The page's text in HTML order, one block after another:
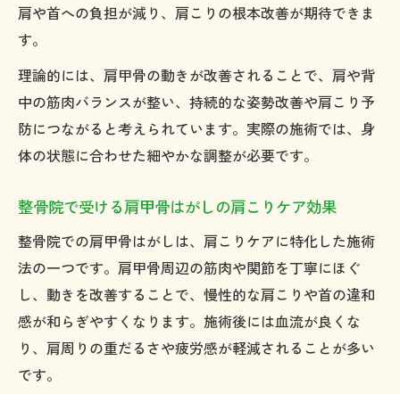
肩や首への負担が減り、肩こりの根本改善が期待できま
す。
理論的には、肩甲骨の動きが改善されることで、肩や背
中の筋肉バランスが整い、持続的な姿勢改善や肩こり予
防につながると考えられています。実際の施術では、身
体の状態に合わせた細やかな調整が必要です。
整骨院で受ける肩甲骨はがしの肩こりケア効果
整骨院での肩甲骨はがしは、肩こりケアに特化した施術
法の一つです。肩甲骨周辺の筋肉や関節を丁寧にほぐ
し、動きを改善することで、慢性的な肩こりや首の違和
感が和らぎやすくなります。施術後には血流が良くな
り、肩周りの重だるさや疲労感が軽減されることが多い
です。